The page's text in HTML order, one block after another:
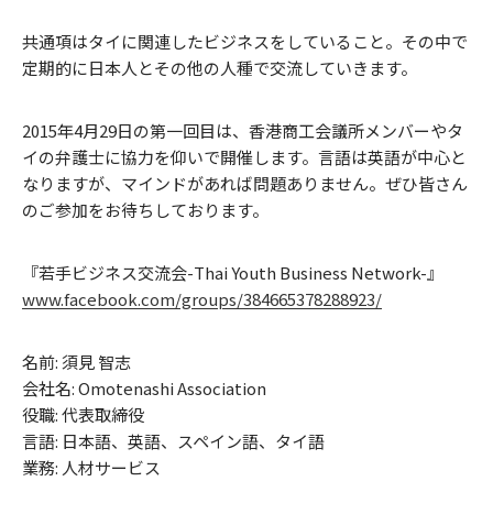
共通項はタイに関連したビジネスをしていること。その中で
定期的に日本人とその他の人種で交流していきます。
2015年4月29日の第一回目は、香港商工会議所メンバーやタ
イの弁護士に協力を仰いで開催します。言語は英語が中心と
なりますが、マインドがあれば問題ありません。ぜひ皆さん
のご参加をお待ちしております。
『若手ビジネス交流会-Thai Youth Business Network-』
www.facebook.com/groups/384665378288923/
名前: 須見 智志
会社名: Omotenashi Association
役職: 代表取締役
言語: 日本語、英語、スペイン語、タイ語
業務: 人材サービス